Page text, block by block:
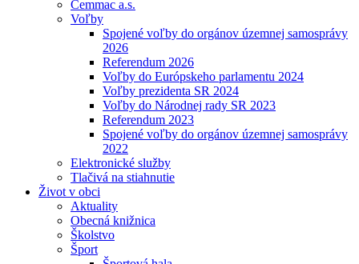
Cemmac a.s.
Voľby
Spojené voľby do orgánov územnej samosprávy
2026
Referendum 2026
Voľby do Európskeho parlamentu 2024
Voľby prezidenta SR 2024
Voľby do Národnej rady SR 2023
Referendum 2023
Spojené voľby do orgánov územnej samosprávy
2022
Elektronické služby
Tlačivá na stiahnutie
Život v obci
Aktuality
Obecná knižnica
Školstvo
Šport